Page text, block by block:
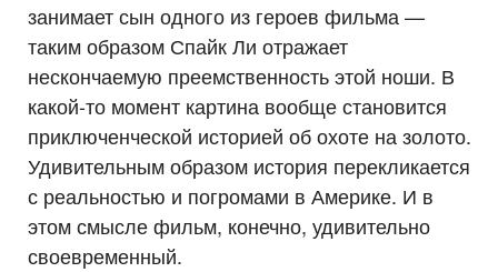
занимает сын одного из героев фильма —
таким образом Спайк Ли отражает
нескончаемую преемственность этой ноши. В
какой-то момент картина вообще становится
приключенческой историей об охоте на золото.
Удивительным образом история перекликается
с реальностью и погромами в Америке. И в
этом смысле фильм, конечно, удивительно
своевременный.